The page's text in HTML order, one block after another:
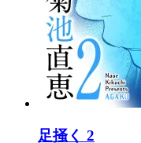
足掻く 2